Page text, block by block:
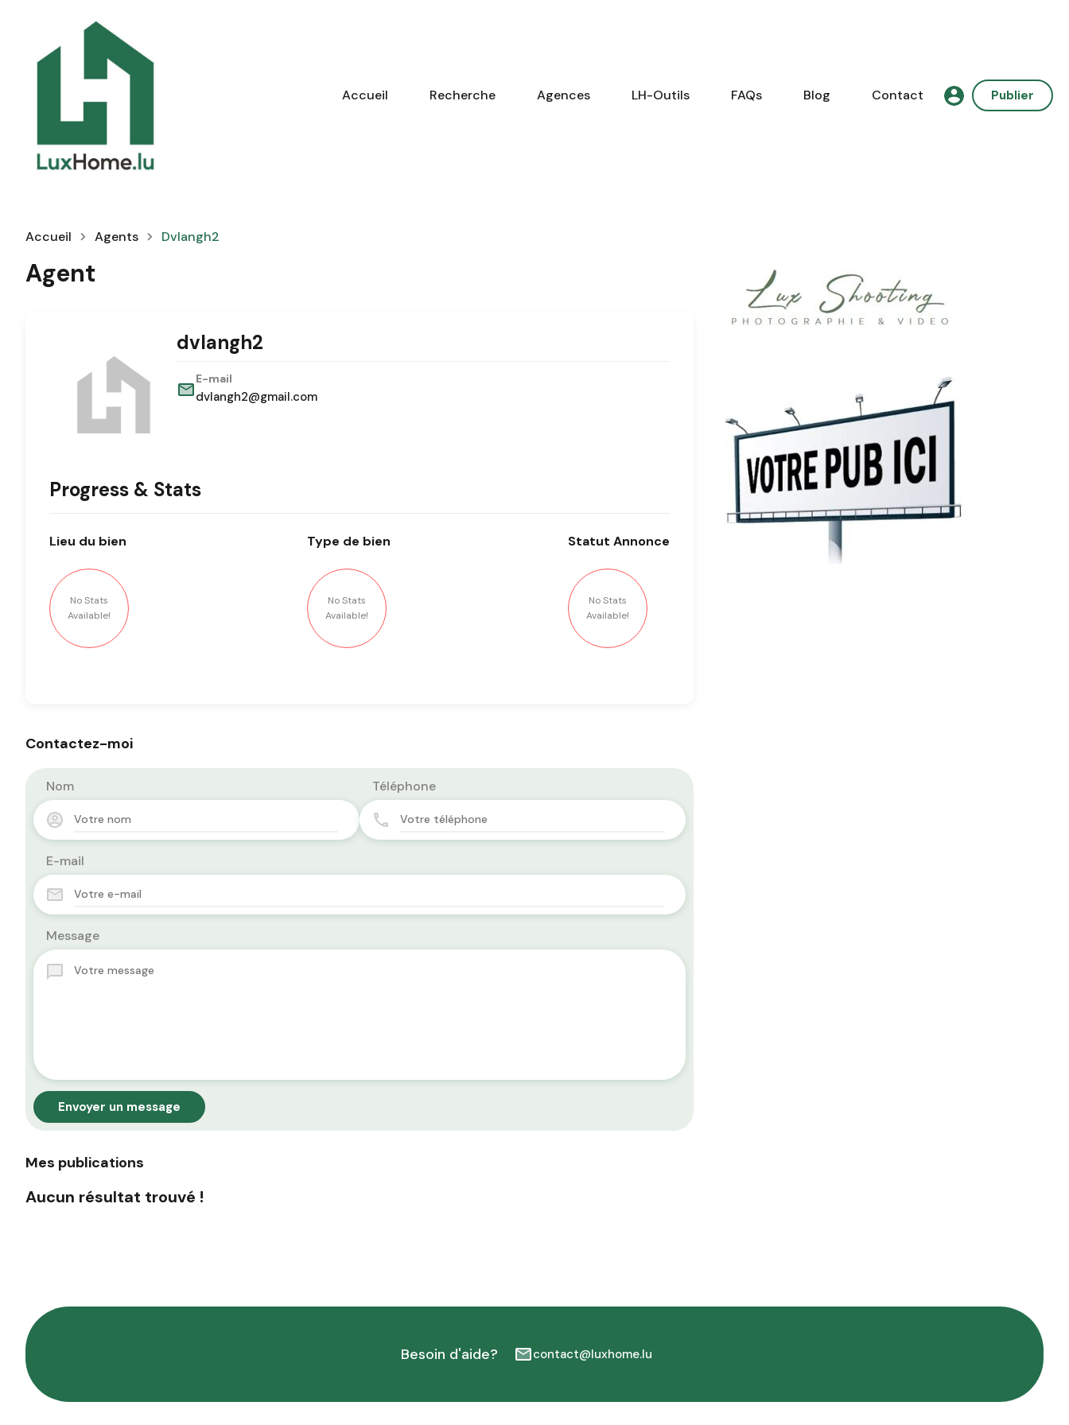
Accueil Recherche Agences LH-Outils FAQs Blog Contact Publier
Accueil Agents Dvlangh2
Agent
dvlangh2
E-mail
dvlangh2@gmail.com
Progress & Stats
Lieu du bien
No Stats
Available!
Type de bien
No Stats
Available!
Statut Annonce
No Stats
Available!
Contactez-moi
Nom Téléphone
E-mail
Message
Envoyer un message
Mes publications
Aucun résultat trouvé !
Besoin d'aide? contact@luxhome.lu